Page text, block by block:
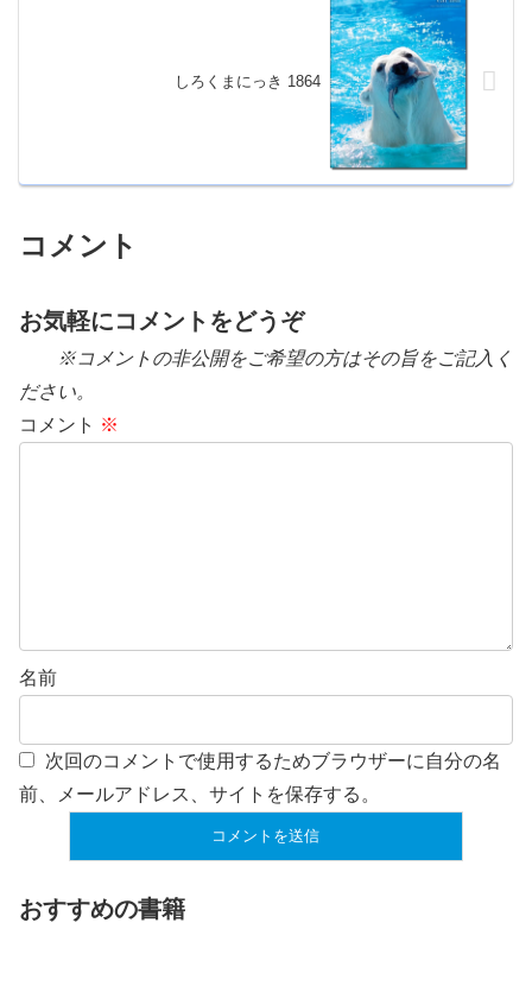
しろくまにっき 1864
コメント
お気軽にコメントをどうぞ
※コメントの非公開をご希望の方はその旨をご記入く
ださい。
コメント ※
名前
次回のコメントで使用するためブラウザーに自分の名
前、メールアドレス、サイトを保存する。
おすすめの書籍